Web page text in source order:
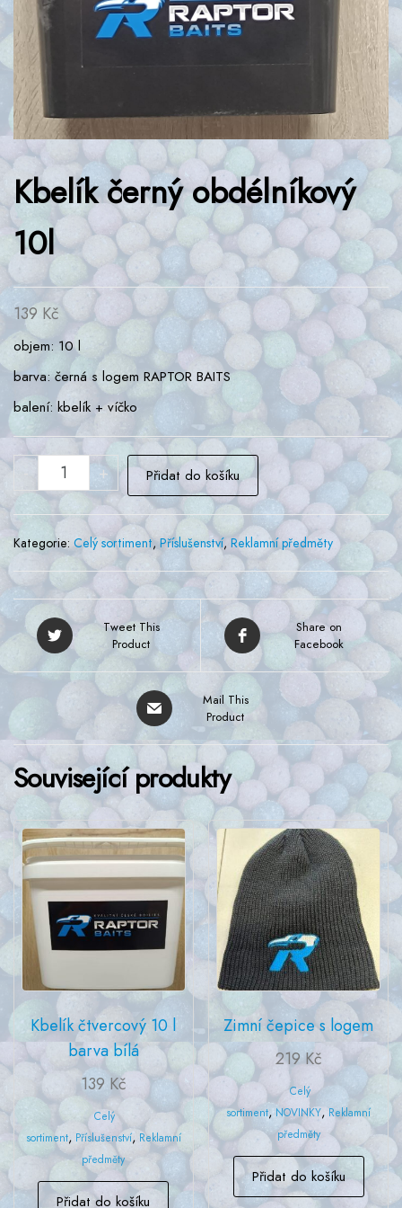
Kbelík černý obdélníkový
10l
139 Kč
objem: 10 l
barva: černá s logem RAPTOR BAITS
balení: kbelík + víčko
Kbelík
černý
obdélníkový
10l
množství
+ Přidat do košíku
Kategorie: Celý sortiment,Příslušenství, Reklamní předměty
Tweet This
Product
Share on
Facebook
Mail This
Product
Související produkty
Kbelík čtvercový 10 l
barva bílá
139 Kč
Celý
sortiment, Příslušenství, Reklamní
předměty
Přidat do košíku
Zimní čepice s logem
219 Kč
Celý
sortiment, NOVINKY,Reklamní
předměty
Přidat do košíku